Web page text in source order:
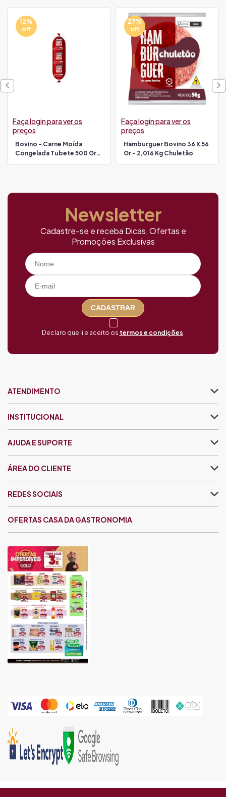
12%
off
Bovino - Carne Moída
Congelada Tubete 500 Gr
Faça login para ver os
preços
27%
off
Hamburguer Bovino 36 X 56
Gr - 2,016 Kg Chuletão
Faça login para ver os
preços
Newsletter
Cadastre-se e receba Dicas, Ofertas e
Promoções Exclusivas
CADASTRAR
Declaro que li e aceito os termos e condições
ATENDIMENTO
INSTITUCIONAL
AJUDA E SUPORTE
ÁREA DO CLIENTE
OFERTAS CASA DA GASTRONOMIA
REDES SOCIAIS